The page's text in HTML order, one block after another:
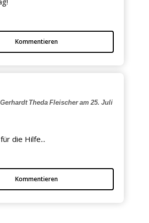
Kommentieren
Gerhardt Theda Fleischer am 25. Juli
die Hilfe...
Kommentieren